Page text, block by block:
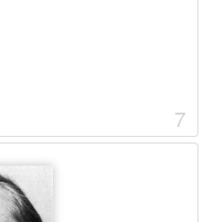
7